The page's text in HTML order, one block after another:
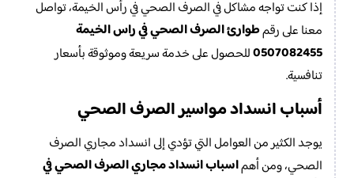
إذا كنت تواجه مشاكل في الصرف الصحي في رأس الخيمة، تواصل
معنا على رقمطوارئ الصرف الصحي في راس الخيمة
0507082455للحصول على خدمة سريعة وموثوقة بأسعار
تنافسية.
أسباب انسداد مواسير الصرف الصحي
يوجد الكثير من العوامل التي تؤدي إلى انسداد مجاري الصرف
الصحي، ومن أهماسباب انسداد مجاري الصرف الصحي في